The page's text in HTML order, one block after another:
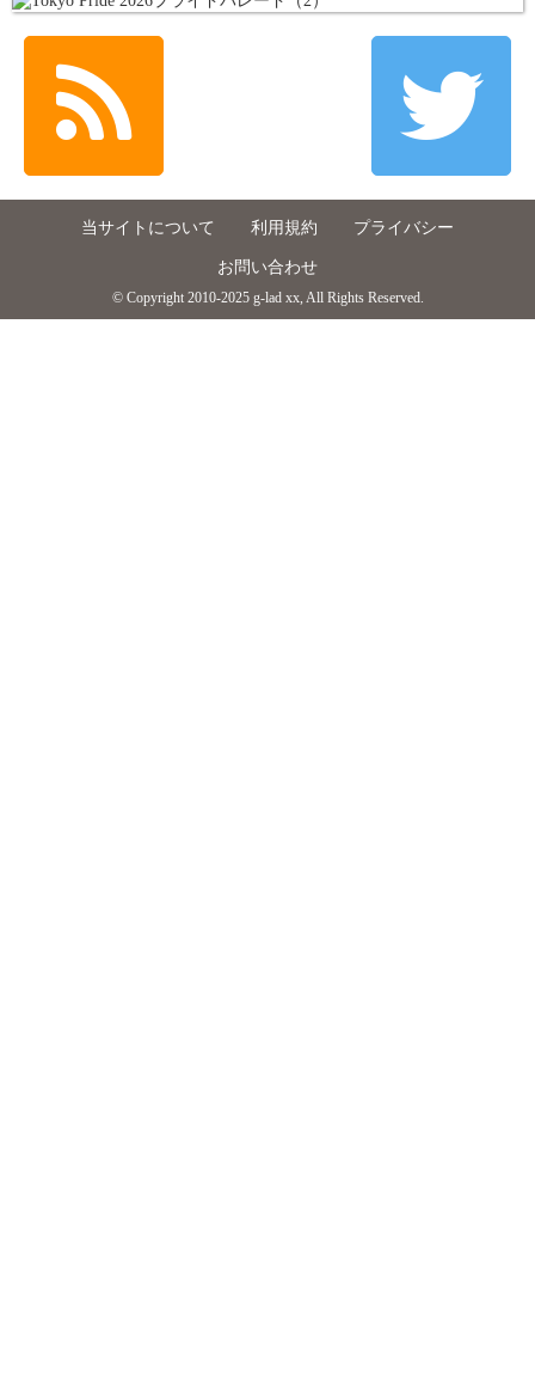
当サイトについて 利用規約 プライバシー
お問い合わせ
© Copyright 2010-2025 g-lad xx, All Rights Reserved.